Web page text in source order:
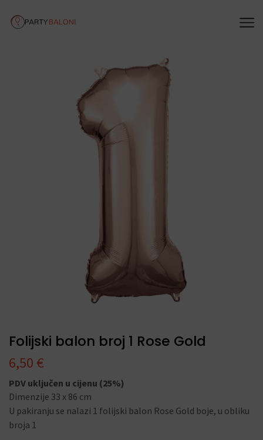
Folijski balon broj 1 Rose Gold
6,50 €
PDV uključen u cijenu (25%)
Dimenzije 33 x 86 cm
U pakiranju se nalazi 1 folijski balon Rose Gold boje, u obliku
broja 1